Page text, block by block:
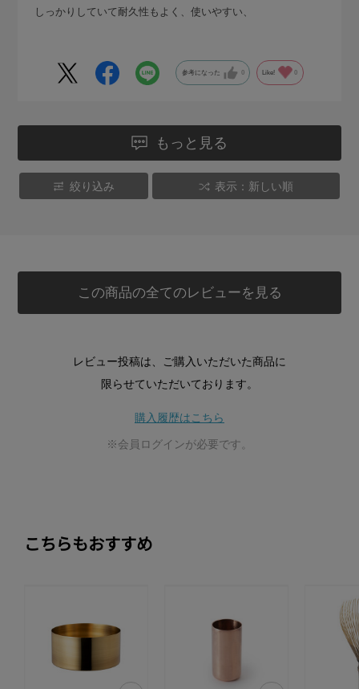
しっかりしていて耐久性もよく、使いやすい、
参考になった 0 Like! 0
もっと見る
絞り込み 表示：新しい順
この商品の全てのレビューを見る
レビュー投稿は、ご購入いただいた商品に
限らせていただいております。
購入履歴はこちら
※会員ログインが必要です。
こちらもおすすめ